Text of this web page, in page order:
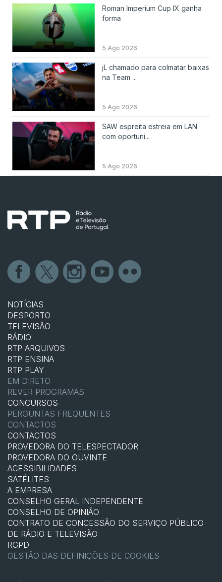
Roman Imperium Cup IX ganha
forma
5 Ago 2026
jL chamado para colmatar baixas
na Team ...
5 Ago 2026
SAW espreita estreia em LAN
com oportuni...
5 Ago 2026
NOTÍCIAS
DESPORTO
TELEVISÃO
RÁDIO
RTP ARQUIVOS
RTP ENSINA
RTP PLAY
EM DIRETO
REVER PROGRAMAS
CONCURSOS
PERGUNTAS FREQUENTES
CONTACTOS
CONTACTOS
PROVEDORA DO TELESPECTADOR
PROVEDORA DO OUVINTE
ACESSIBILIDADES
SATÉLITES
A EMPRESA
CONSELHO GERAL INDEPENDENTE
CONSELHO DE OPINIÃO
CONTRATO DE CONCESSÃO DO SERVIÇO PÚBLICO
DE RÁDIO E TELEVISÃO
RGPD
GESTÃO DAS DEFINIÇÕES DE COOKIES